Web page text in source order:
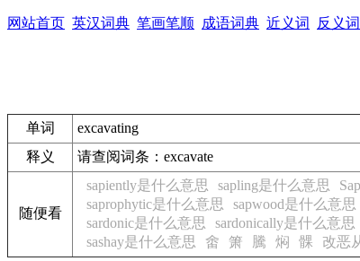
网站首页 英汉词典 笔画笔顺 成语词典 近义词 反义词
单词
excavating
释义
请查阅词条：excavate
随便看
sapiently是什么意思 sapling是什么意思
saprophytic是什么意思
sapwood是什么意思
sardonic是什么意思
sardonically是什么意思
sashay是什么意思
畬 箫 騰 焖 髁 改恶